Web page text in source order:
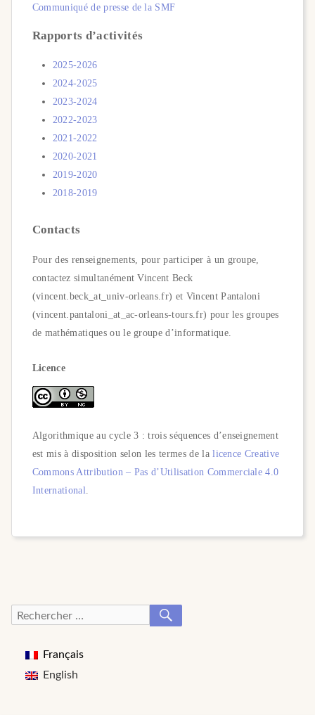
Communiqué de presse de la SMF
Rapports d’activités
2025-2026
2024-2025
2023-2024
2022-2023
2021-2022
2020-2021
2019-2020
2018-2019
Contacts
Pour des renseignements, pour participer à un groupe,
contactez simultanément Vincent Beck
(vincent.beck_at_univ-orleans.fr) et Vincent Pantaloni
(vincent.pantaloni_at_ac-orleans-tours.fr) pour les groupes
de mathématiques ou le groupe d’informatique.
Licence
Algorithmique au cycle 3 : trois séquences d’enseignement
est mis à disposition selon les termes de lalicence Creative
Commons Attribution – Pas d’Utilisation Commerciale 4.0
International
Recherche
Français
English